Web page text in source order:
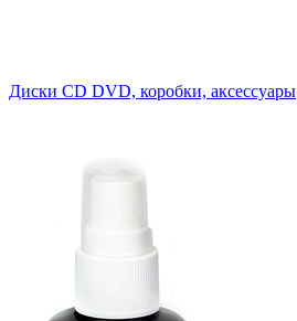
Диски CD DVD, коробки, аксессуары